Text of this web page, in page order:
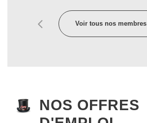
Voir tous nos membres
NOS OFFRES